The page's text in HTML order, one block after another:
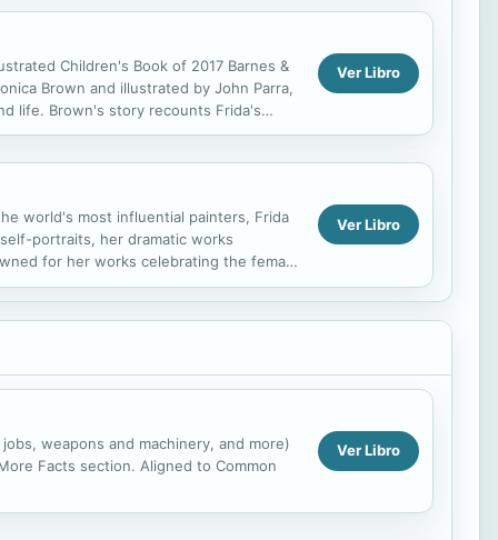
Children's Book of 2017 Barnes &
Brown and illustrated by John Parra,
life. Brown's story recounts Frida's
Ver Libro
world's most influential painters, Frida
portraits, her dramatic works
for her works celebrating the female
Ver Libro
weapons and machinery, and more)
Facts section. Aligned to Common
Ver Libro